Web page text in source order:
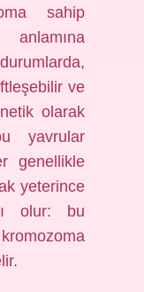
sahip
ve
olarak
yavrular
genellikle
yeterince
olur: bu